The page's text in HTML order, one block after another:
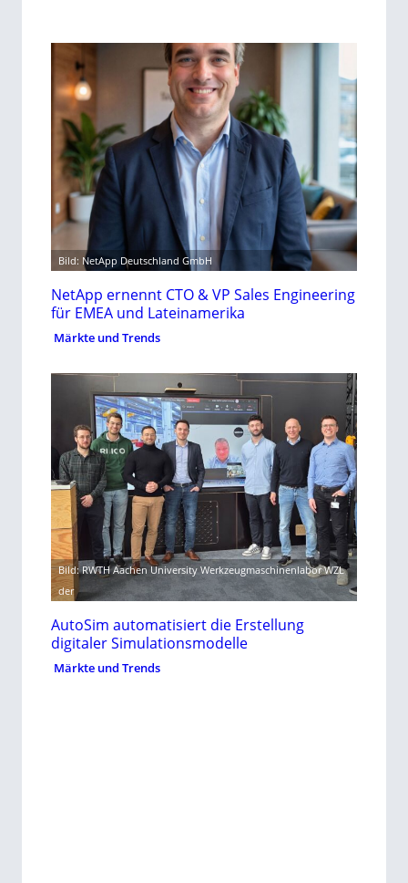
Bild: NetApp Deutschland GmbH
NetApp ernennt CTO & VP Sales Engineering
für EMEA und Lateinamerika
Märkte und Trends
Bild: RWTH Aachen University Werkzeugmaschinenlabor WZL
der
AutoSim automatisiert die Erstellung
digitaler Simulationsmodelle
Märkte und Trends